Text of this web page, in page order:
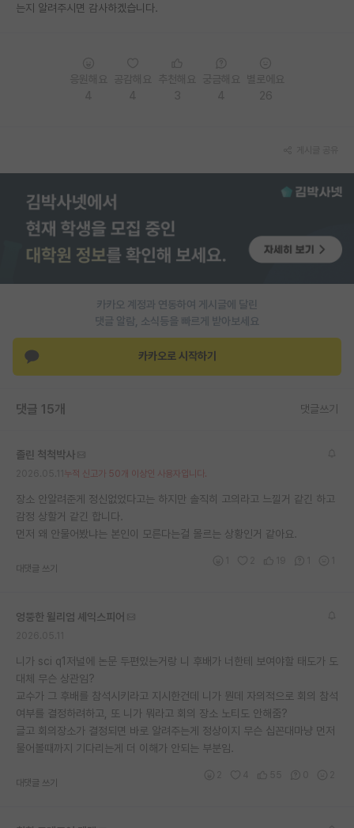
는지 알려주시면 감사하겠습니다.
카카오 계정과 연동하여 게시글에 달린
댓글 알람, 소식등을 빠르게 받아보세요
카카오로 시작하기
댓글 15개 댓글쓰기
졸린 척척박사
누적 신고가 50개 이상인 사용자입니다.
장소 안알려준게 정신없었다고는 하지만 솔직히 고의라고 느낄거 같긴 하고
감정 상할거 같긴 합니다.
먼저 왜 안물어봤냐는 본인이 모른다는걸 몰르는 상황인거 같아요.
대댓글 쓰기
엉뚱한 윌리엄 셰익스피어
니가 sci q1저널에 논문 두편있는거랑 니 후배가 너한테 보여야할 태도가 도
대체 무슨 상관임?
교수가 그 후배를 참석시키라고 지시한건데 니가 뭔데 자의적으로 회의 참석
여부를 결정하려하고, 또 니가 뭐라고 회의 장소 노티도 안해줌?
글고 회의장소가 결정되면 바로 알려주는게 정상이지 무슨 십꼰대마냥 먼저
물어볼때까지 기다리는게 더 이해가 안되는 부분임.
대댓글 쓰기